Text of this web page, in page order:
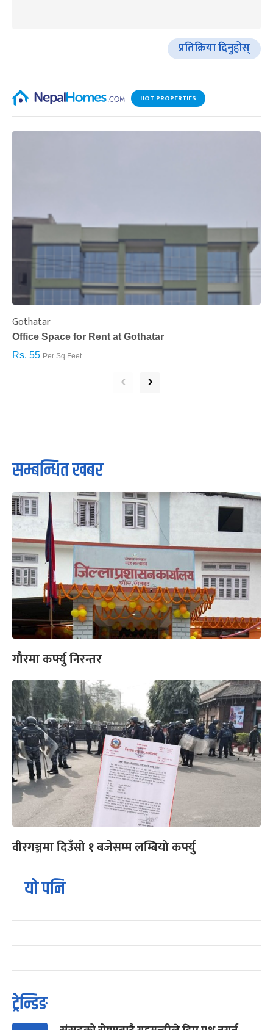
प्रतिक्रिया दिनुहोस्
HOT PROPERTIES
Gothatar
Office Space for Rent at Gothatar
Rs. 55 Per Sq.Feet
‹ ›
सम्बन्धित खबर
गौरमा कर्फ्यु निरन्तर
वीरगञ्जमा दिउँसो १ बजेसम्म लम्बियो कर्फ्यु
यो पनि
ट्रेन्डिङ